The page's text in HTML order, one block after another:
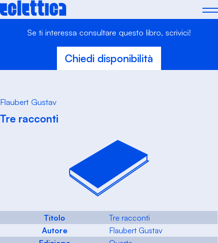
Skip
to
Se ti interessa consultare questo libro, scrivici!
Chiedi disponibilità
Flaubert Gustav
Tre racconti
Titolo
Tre racconti
Autore
Flaubert Gustav